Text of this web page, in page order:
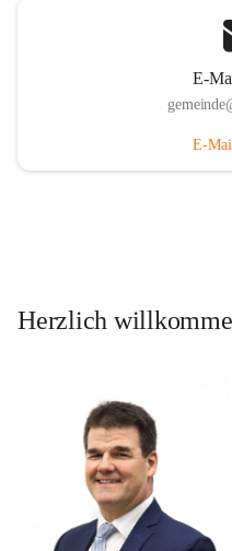
E-
E-
Herzlich